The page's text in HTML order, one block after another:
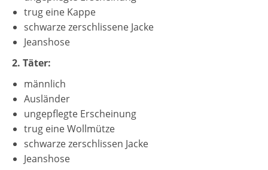
trug eine Kappe
schwarze zerschlissene Jacke
Jeanshose
2. Täter:
männlich
Ausländer
ungepflegte Erscheinung
trug eine Wollmütze
schwarze zerschlissen Jacke
Jeanshose